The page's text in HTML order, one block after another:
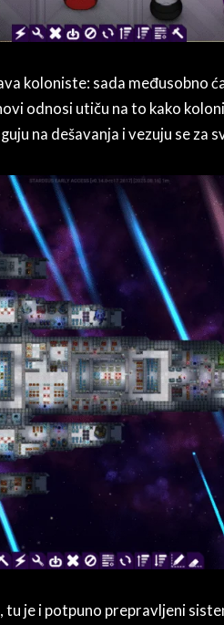
koloniste: sada međusobno
odnosi utiču na to kako
na dešavanja i vezuju se za
tu je i potpuno prepravljeni